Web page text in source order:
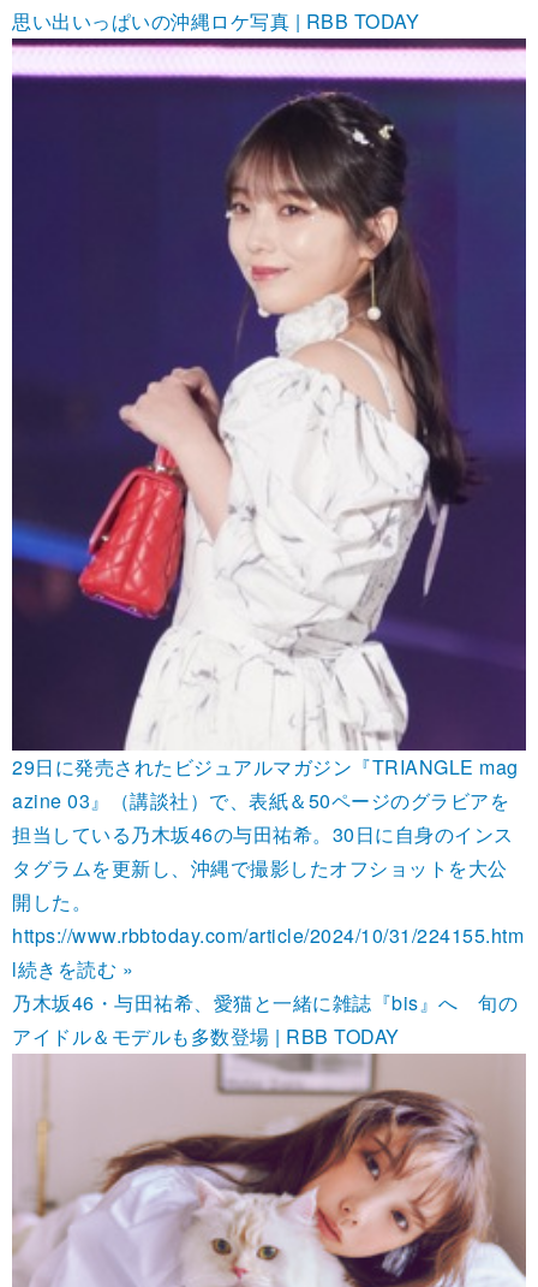
思い出いっぱいの沖縄ロケ写真 | RBB TODAY
29日に発売されたビジュアルマガジン『TRIANGLE mag
azine 03』（講談社）で、表紙＆50ページのグラビアを
担当している乃木坂46の与田祐希。30日に自身のインス
タグラムを更新し、沖縄で撮影したオフショットを大公
開した。
https://www.rbbtoday.com/article/2024/10/31/224155.htm
l続きを読む »
乃木坂46・与田祐希、愛猫と一緒に雑誌『bis』へ 旬の
アイドル＆モデルも多数登場 | RBB TODAY